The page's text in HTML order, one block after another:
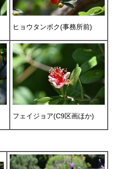
ヒョウタンボク(事務所前)
フェイジョア(C9区画ほか)